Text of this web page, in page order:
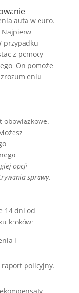
auta w euro,
Najpierw
przypadku
z pomocy
On pomoże
obowiązkowe.
opcji
sprawy.
14 dni od
kroków:
i
raport policyjny,